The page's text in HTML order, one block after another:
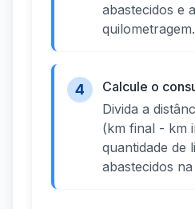
abastecidos e
quilometragem.
4
Calcule o
Divida a
(km final - km
quantidade de
abastecidos